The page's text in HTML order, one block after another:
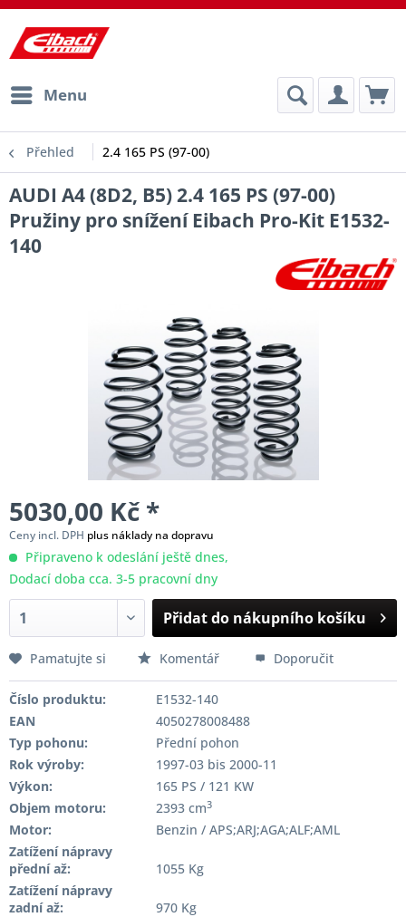
Menu
Přehled 2.4 165 PS (97-00)
AUDI A4 (8D2, B5) 2.4 165 PS (97-00)
Pružiny pro snížení Eibach Pro-Kit E1532-
140
5030,00 Kč *
Ceny incl. DPH plus náklady na dopravu
Připraveno k odeslání ještě dnes,
Dodací doba cca. 3-5 pracovní dny
Přidat do nákupního košíku
Pamatujte si Komentář Doporučit
Číslo produktu:
E1532-140
EAN
4050278008488
Typ pohonu:
Přední pohon
Rok výroby:
1997-03 bis 2000-11
Výkon:
165 PS / 121 KW
Objem motoru:
2393 cm3
Motor:
Benzin / APS;ARJ;AGA;ALF;AML
Zatížení nápravy
přední až:
1055 Kg
Zatížení nápravy
zadní až:
970 Kg